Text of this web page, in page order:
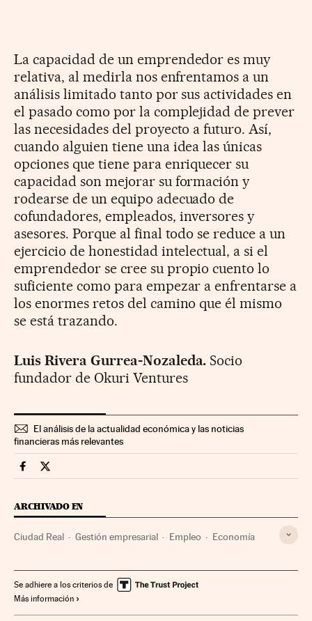
La capacidad de un emprendedor es muy
relativa, al medirla nos enfrentamos a un
análisis limitado tanto por sus actividades en
el pasado como por la complejidad de prever
las necesidades del proyecto a futuro. Así,
cuando alguien tiene una idea las únicas
opciones que tiene para enriquecer su
capacidad son mejorar su formación y
rodearse de un equipo adecuado de
cofundadores, empleados, inversores y
asesores. Porque al final todo se reduce a un
ejercicio de honestidad intelectual, a si el
emprendedor se cree su propio cuento lo
suficiente como para empezar a enfrentarse a
los enormes retos del camino que él mismo
se está trazando.
Luis Rivera Gurrea-Nozaleda. Socio
fundador de Okuri Ventures
El análisis de la actualidad económica y las noticias
financieras más relevantes
Economia Cinco Días en Facebook
Economia Cinco Días en Twitter
ARCHIVADO EN
Ciudad Real Gestión empresarial Empleo Economía
Se adhiere a los criterios de
Más información